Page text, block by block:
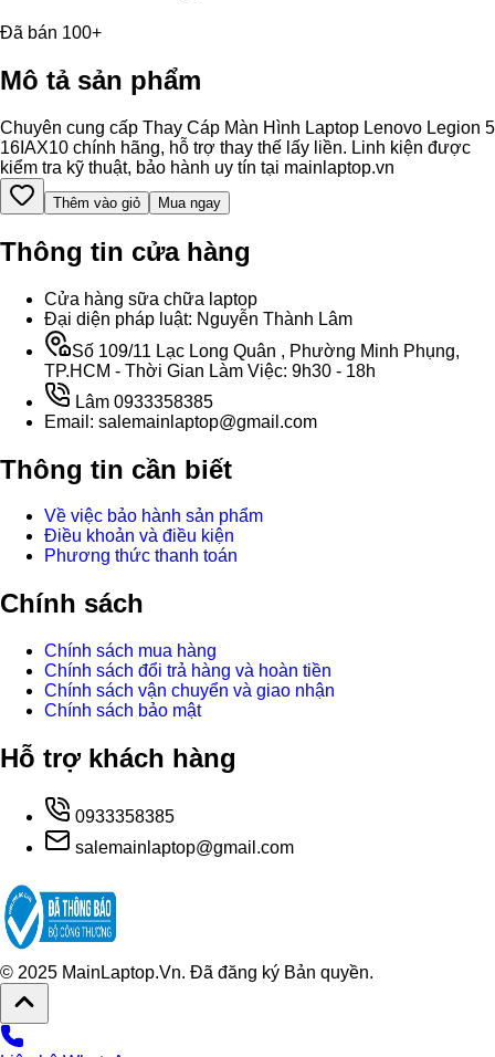
Đã bán 100+
Mô tả sản phẩm
Chuyên cung cấp Thay Cáp Màn Hình Laptop Lenovo Legion 5
16IAX10 chính hãng, hỗ trợ thay thế lấy liền. Linh kiện được
kiểm tra kỹ thuật, bảo hành uy tín tại mainlaptop.vn
Thêm vào giỏ Mua ngay
Thông tin cửa hàng
Cửa hàng sữa chữa laptop
Đại diện pháp luật: Nguyễn Thành Lâm
Số 109/11 Lạc Long Quân , Phường Minh Phụng,
TP.HCM - Thời Gian Làm Việc: 9h30 - 18h
Lâm 0933358385
Email: salemainlaptop@gmail.com
Thông tin cần biết
Về việc bảo hành sản phẩm
Điều khoản và điều kiện
Phương thức thanh toán
Chính sách
Chính sách mua hàng
Chính sách đổi trả hàng và hoàn tiền
Chính sách vận chuyển và giao nhận
Chính sách bảo mật
Hỗ trợ khách hàng
0933358385
salemainlaptop@gmail.com
© 2025 MainLaptop.Vn. Đã đăng ký Bản quyền.